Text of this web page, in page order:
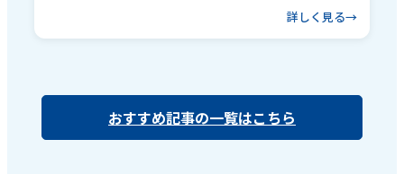
詳しく見る
おすすめ記事の一覧はこちら